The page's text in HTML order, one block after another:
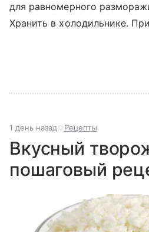
для равномерного
Хранить в холодильнике.
1 день назад Рецепты
Вкусный
пошаговый